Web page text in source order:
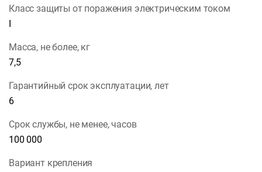
Класс защиты от поражения электрическим током
Масса, не более, кг
7,5
Гарантийный срок эксплуатации, лет
6
Срок службы, не менее, часов
100 000
Вариант крепления